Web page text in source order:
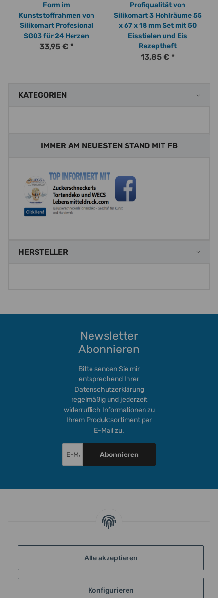
Alle akzeptieren
Konfigurieren
Form im
Kunststoffrahmen von
Silikomart Profesional
SG03 für 24 Herzen
33,95 € *
Profiqualität von
Silikomart 3 Hohlräume 55
x 67 x 18 mm Set mit 50
Eisstielen und Eis
Rezeptheft
13,85 € *
KATEGORIEN
IMMER AM NEUESTEN STAND MIT FB
HERSTELLER
Newsletter
Abonnieren
Bitte senden Sie mir
entsprechend Ihrer
Datenschutzerklärung
regelmäßig und jederzeit
widerruflich Informationen zu
Ihrem Produktsortiment per
E-Mail zu.
Abonnieren
INFORMATIONEN
GESETZLICHE INFORMATIONEN
ZAHLUNG & VERSAND